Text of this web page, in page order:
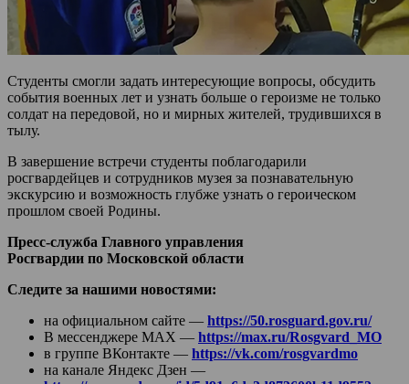
Студенты смогли задать интересующие вопросы, обсудить
события военных лет и узнать больше о героизме не только
солдат на передовой, но и мирных жителей, трудившихся в
тылу.
В завершение встречи студенты поблагодарили
росгвардейцев и сотрудников музея за познавательную
экскурсию и возможность глубже узнать о героическом
прошлом своей Родины.
Пресс-служба Главного управления
Росгвардии по Московской области
Следите за нашими новостями:
на официальном сайте — https://50.rosguard.gov.ru/
В мессенджере МАХ — https://max.ru/Rosgvard_MO
в группе ВКонтакте — https://vk.com/rosgvardmo
на канале Яндекс Дзен —